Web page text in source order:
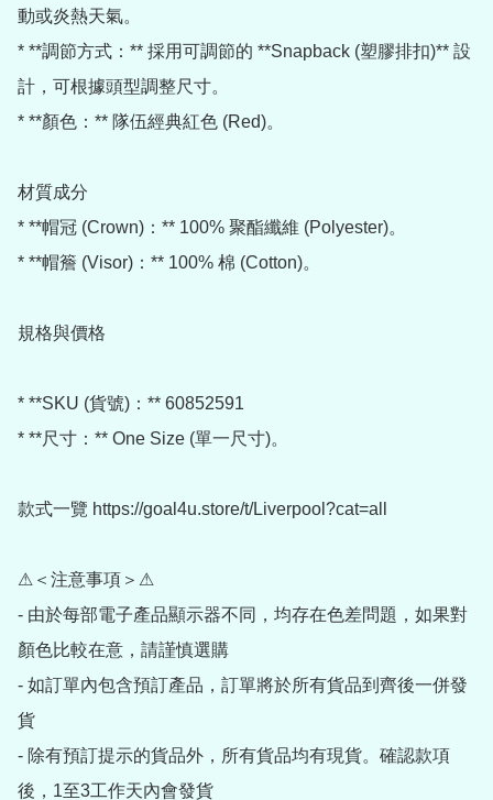
動或炎熱天氣。
* **調節方式：** 採用可調節的 **Snapback (塑膠排扣)** 設
計，可根據頭型調整尺寸。
* **顏色：** 隊伍經典紅色 (Red)。
材質成分
* **帽冠 (Crown)：** 100% 聚酯纖維 (Polyester)。
* **帽簷 (Visor)：** 100% 棉 (Cotton)。
規格與價格
* **SKU (貨號)：** 60852591
* **尺寸：** One Size (單一尺寸)。
款式一覽 https://goal4u.store/t/Liverpool?cat=all
⚠＜注意事項＞⚠
- 由於每部電子產品顯示器不同，均存在色差問題，如果對
顏色比較在意，請謹慎選購
- 如訂單內包含預訂產品，訂單將於所有貨品到齊後一併發
貨
- 除有預訂提示的貨品外，所有貨品均有現貨。確認款項
後，1至3工作天內會發貨